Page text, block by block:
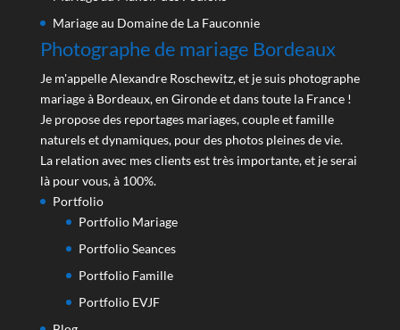
Mariage au Domaine de La Fauconnie
Photographe de mariage Bordeaux
Je m'appelle Alexandre Roschewitz, et je suis photographe
mariage à Bordeaux, en Gironde et dans toute la France !
Je propose des reportages mariages, couple et famille
naturels et dynamiques, pour des photos pleines de vie.
La relation avec mes clients est très importante, et je serai
là pour vous, à 100%.
Portfolio
Portfolio Mariage
Portfolio Seances
Portfolio Famille
Portfolio EVJF